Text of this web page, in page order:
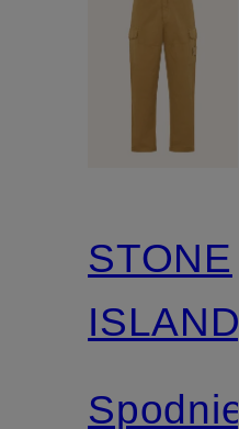
STONE
ISLAND
Spodnie